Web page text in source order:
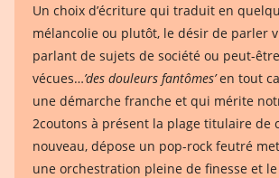
Un choix d’écriture qui traduit en
mélancolie ou plutôt, le désir de parler
parlant de sujets de société ou peut-
vécues…’des douleurs fantômes’en tout
une démarche franche et qui mérite
2coutons à présent la plage titulaire de
nouveau, dépose un pop-rock feutré
une orchestration pleine de finesse et